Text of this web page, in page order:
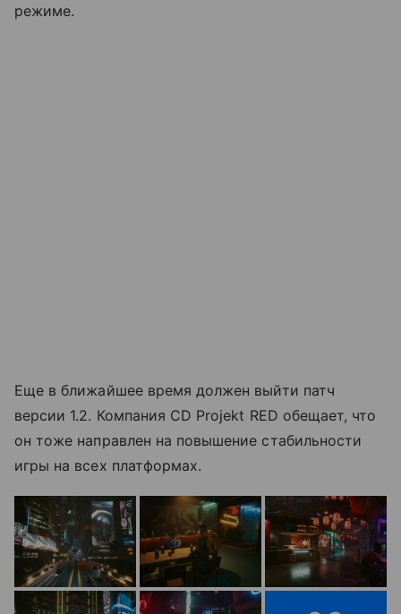
режиме.
Еще в ближайшее время должен выйти патч
версии 1.2. Компания CD Projekt RED обещает, что
он тоже направлен на повышение стабильности
игры на всех платформах.